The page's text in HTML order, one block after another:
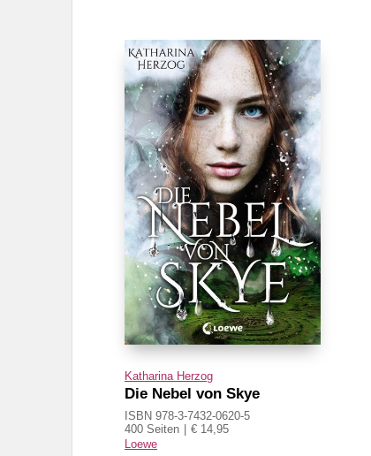
Katharina Herzog
Die Nebel von Skye
ISBN 978-3-7432-0620-5
400 Seiten
€ 14,95
Loewe